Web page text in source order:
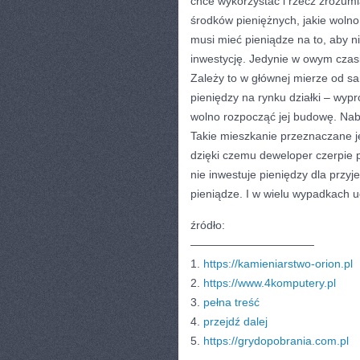
środków pieniężnych, jakie
musi mieć pieniądze na to, aby
inwestycję. Jedynie w owym
Zależy to w głównej mierze od
pieniędzy na rynku działki –
wolno rozpocząć jej budowę.
Takie mieszkanie przeznaczane
dzięki czemu deweloper czerpie
nie inwestuje pieniędzy dla
pieniądze. I w wielu wypadkach
źródło:
———————————
1. https://kamieniarstwo-orion.pl
2. https://www.4komputery.pl
3. pełna treść
4. przejdź dalej
5. https://grydopobrania.com.pl